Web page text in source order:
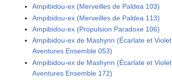
Ampibidou-ex (Merveilles de Paldea 103)
Ampibidou-ex (Merveilles de Paldea 113)
Ampibidou-ex (Propulsion Paradoxe 106)
Ampibidou-ex de Mashynn (Écarlate et Violet
Aventures Ensemble 053)
Ampibidou-ex de Mashynn (Écarlate et Violet
Aventures Ensemble 172)